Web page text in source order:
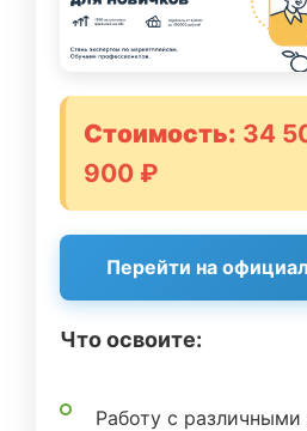
Стоимость: 34
900 ₽
Перейти на
Что освоите:
Работу с